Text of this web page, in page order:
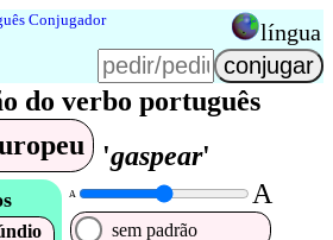
Conjugador língua
do verbo português
'gaspear'
A A
sem padrão